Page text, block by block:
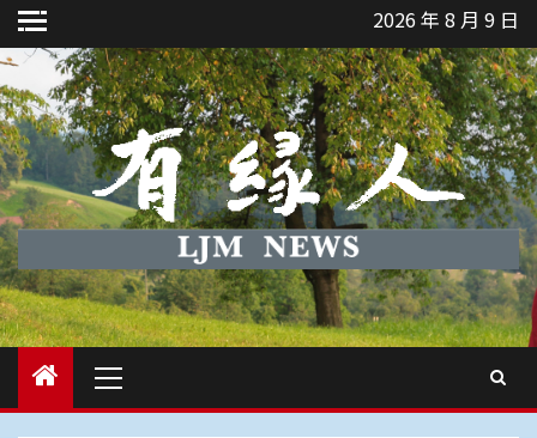
Skip
to
content
2026 年 8 月 9 日
Menu